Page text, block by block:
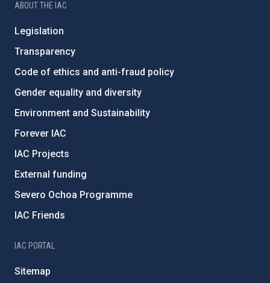
ABOUT THE IAC
Legislation
Transparency
Code of ethics and anti-fraud policy
Gender equality and diversity
Environment and Sustainability
Forever IAC
IAC Projects
External funding
Severo Ochoa Programme
IAC Friends
IAC PORTAL
Sitemap